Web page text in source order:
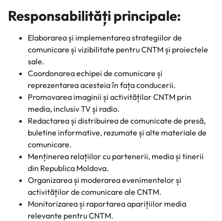
Responsabilități principale:
Elaborarea și implementarea strategiilor de
comunicare și vizibilitate pentru CNTM și proiectele
sale.
Coordonarea echipei de comunicare și
reprezentarea acesteia în fața conducerii.
Promovarea imaginii și activităților CNTM prin
media, inclusiv TV și radio.
Redactarea și distribuirea de comunicate de presă,
buletine informative, rezumate și alte materiale de
comunicare.
Menținerea relațiilor cu partenerii, media și tinerii
din Republica Moldova.
Organizarea și moderarea evenimentelor și
activităților de comunicare ale CNTM.
Monitorizarea și raportarea aparițiilor media
relevante pentru CNTM.